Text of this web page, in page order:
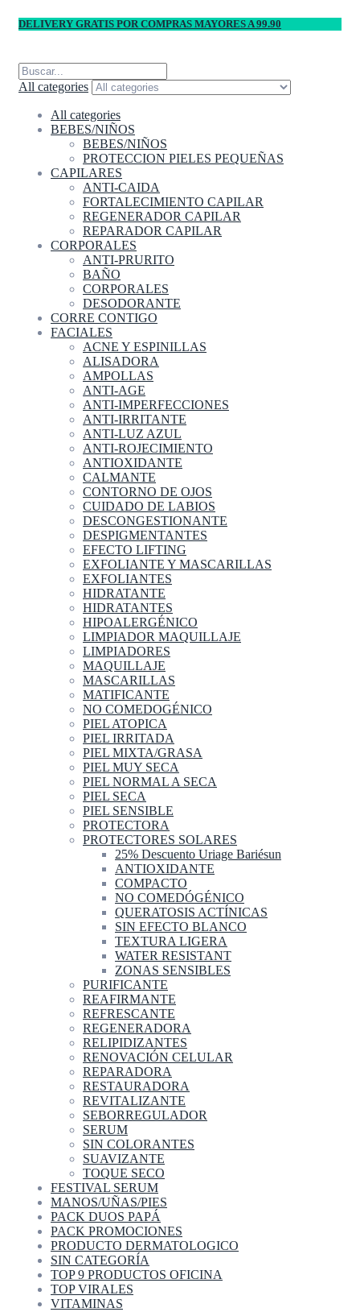
DELIVERY GRATIS POR COMPRAS MAYORES A 99.90
All categories
All categories
BEBES/NIÑOS
BEBES/NIÑOS
PROTECCION PIELES PEQUEÑAS
CAPILARES
ANTI-CAIDA
FORTALECIMIENTO CAPILAR
REGENERADOR CAPILAR
REPARADOR CAPILAR
CORPORALES
ANTI-PRURITO
BAÑO
CORPORALES
DESODORANTE
CORRE CONTIGO
FACIALES
ACNE Y ESPINILLAS
ALISADORA
AMPOLLAS
ANTI-AGE
ANTI-IMPERFECCIONES
ANTI-IRRITANTE
ANTI-LUZ AZUL
ANTI-ROJECIMIENTO
ANTIOXIDANTE
CALMANTE
CONTORNO DE OJOS
CUIDADO DE LABIOS
DESCONGESTIONANTE
DESPIGMENTANTES
EFECTO LIFTING
EXFOLIANTE Y MASCARILLAS
EXFOLIANTES
HIDRATANTE
HIDRATANTES
HIPOALERGÉNICO
LIMPIADOR MAQUILLAJE
LIMPIADORES
MAQUILLAJE
MASCARILLAS
MATIFICANTE
NO COMEDOGÉNICO
PIEL ATOPICA
PIEL IRRITADA
PIEL MIXTA/GRASA
PIEL MUY SECA
PIEL NORMAL A SECA
PIEL SECA
PIEL SENSIBLE
PROTECTORA
PROTECTORES SOLARES
25% Descuento Uriage Bariésun
ANTIOXIDANTE
COMPACTO
NO COMEDÓGÉNICO
QUERATOSIS ACTÍNICAS
SIN EFECTO BLANCO
TEXTURA LIGERA
WATER RESISTANT
ZONAS SENSIBLES
PURIFICANTE
REAFIRMANTE
REFRESCANTE
REGENERADORA
RELIPIDIZANTES
RENOVACIÓN CELULAR
REPARADORA
RESTAURADORA
REVITALIZANTE
SEBORREGULADOR
SERUM
SIN COLORANTES
SUAVIZANTE
TOQUE SECO
FESTIVAL SERUM
MANOS/UÑAS/PIES
PACK DUOS PAPÁ
PACK PROMOCIONES
PRODUCTO DERMATOLOGICO
SIN CATEGORÍA
TOP 9 PRODUCTOS OFICINA
TOP VIRALES
VITAMINAS